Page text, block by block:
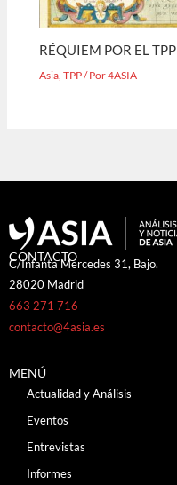
RÉQUIEM POR EL TPP
Asia,TPP/ Por4ASIA
CONTACTO
C/Infanta Mercedes 31, Bajo.
28020 Madrid
663 271 716
contacto@4asia.es
MENÚ
Actualidad y Análisis
Eventos
Entrevistas
Informes